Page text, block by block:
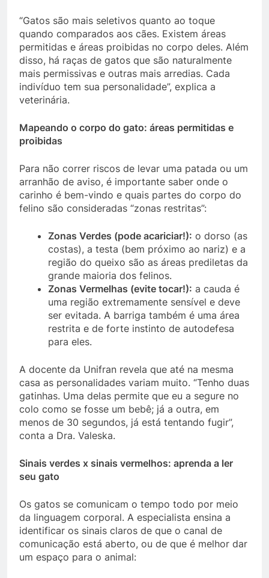
“Gatos são mais seletivos quanto ao toque
quando comparados aos cães. Existem áreas
permitidas e áreas proibidas no corpo deles. Além
disso, há raças de gatos que são naturalmente
mais permissivas e outras mais arredias. Cada
indivíduo tem sua personalidade”, explica a
veterinária.
Mapeando o corpo do gato: áreas permitidas e
proibidas
Para não correr riscos de levar uma patada ou um
arranhão de aviso, é importante saber onde o
carinho é bem-vindo e quais partes do corpo do
felino são consideradas “zonas restritas”:
Zonas Verdes (pode acariciar!): o dorso (as
costas), a testa (bem próximo ao nariz) e a
região do queixo são as áreas prediletas da
grande maioria dos felinos.
Zonas Vermelhas (evite tocar!): a cauda é
uma região extremamente sensível e deve
ser evitada. A barriga também é uma área
restrita e de forte instinto de autodefesa
para eles.
A docente da Unifran revela que até na mesma
casa as personalidades variam muito. “Tenho duas
gatinhas. Uma delas permite que eu a segure no
colo como se fosse um bebê; já a outra, em
menos de 30 segundos, já está tentando fugir”,
conta a Dra. Valeska.
Sinais verdes x sinais vermelhos: aprenda a ler
seu gato
Os gatos se comunicam o tempo todo por meio
da linguagem corporal. A especialista ensina a
identificar os sinais claros de que o canal de
comunicação está aberto, ou de que é melhor dar
um espaço para o animal: